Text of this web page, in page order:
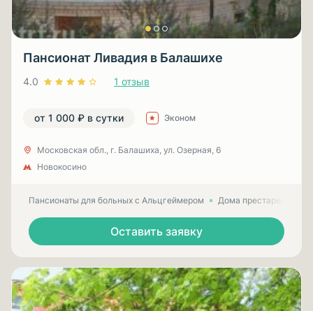
Пансионат Ливадия в Балашихе
4.0 1 отзыв
от 1 000 ₽ в сутки Эконом
Московская обл., г. Балашиха, ул. Озерная, 6
Новокосино
Пансионаты для больных с Альцгеймером Дома престарелых
Оставить заявку